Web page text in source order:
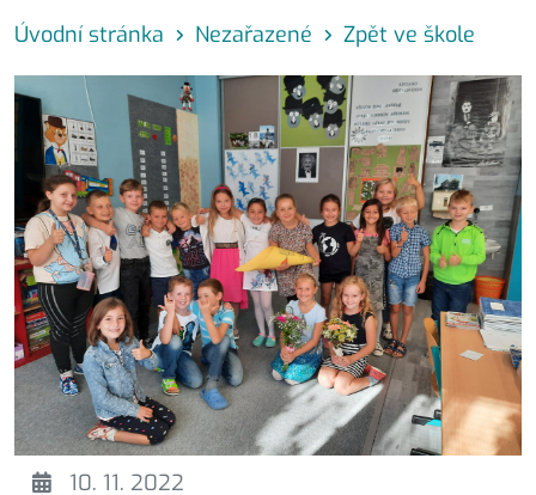
Úvodní stránka Nezařazené Zpět ve škole
10. 11. 2022